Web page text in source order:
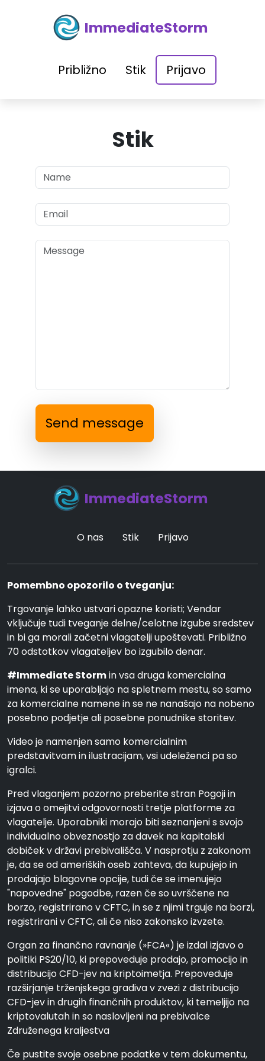
ImmediateStorm
Približno Stik Prijavo
Stik
Send message
ImmediateStorm
O nas Stik Prijavo
Pomembno opozorilo o tveganju:
Trgovanje lahko ustvari opazne koristi; Vendar
vključuje tudi tveganje delne/celotne izgube sredstev
in bi ga morali začetni vlagatelji upoštevati. Približno
70 odstotkov vlagateljev bo izgubilo denar.
#Immediate Stormin vsa druga komercialna
imena, ki se uporabljajo na spletnem mestu, so samo
za komercialne namene in se ne nanašajo na nobeno
posebno podjetje ali posebne ponudnike storitev.
Video je namenjen samo komercialnim
predstavitvam in ilustracijam, vsi udeleženci pa so
igralci.
Pred vlaganjem pozorno preberite stran Pogoji in
izjava o omejitvi odgovornosti tretje platforme za
vlagatelje. Uporabniki morajo biti seznanjeni s svojo
individualno obveznostjo za davek na kapitalski
dobiček v državi prebivališča. V nasprotju z zakonom
je, da se od ameriških oseb zahteva, da kupujejo in
prodajajo blagovne opcije, tudi če se imenujejo
"napovedne" pogodbe, razen če so uvrščene na
borzo, registrirano v CFTC, in se z njimi trguje na borzi,
registrirani v CFTC, ali če niso zakonsko izvzete.
Organ za finančno ravnanje (»FCA«) je izdal izjavo o
politiki PS20/10, ki prepoveduje prodajo, promocijo in
distribucijo CFD-jev na kriptoimetja. Prepoveduje
razširjanje trženjskega gradiva v zvezi z distribucijo
CFD-jev in drugih finančnih produktov, ki temeljijo na
kriptovalutah in so naslovljeni na prebivalce
Združenega kraljestva
Če pustite svoje osebne podatke v tem dokumentu,